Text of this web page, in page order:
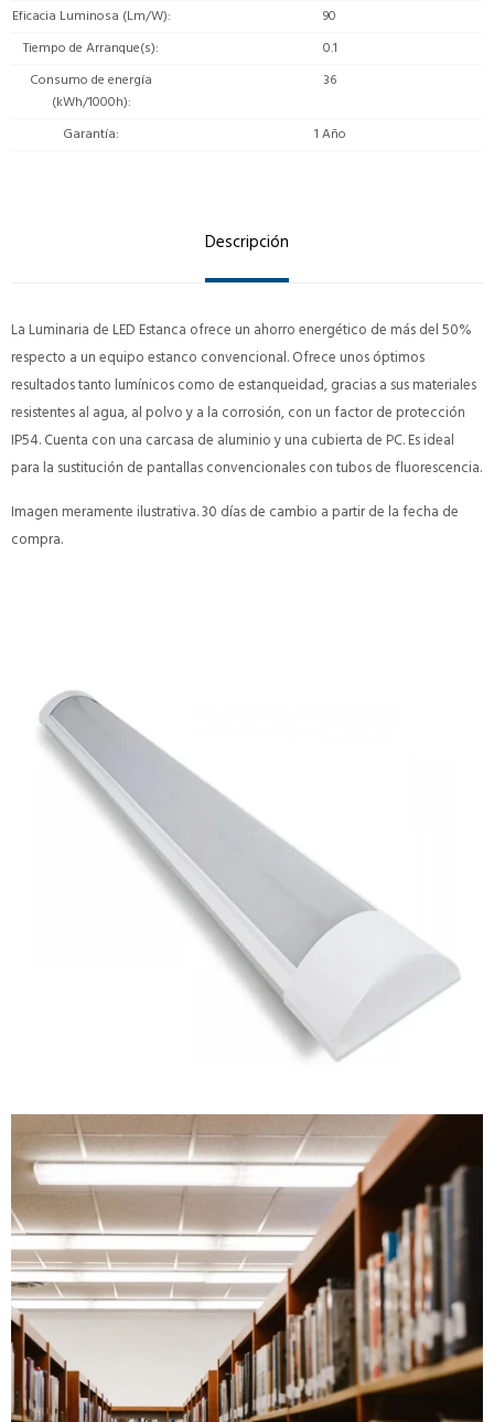
Eficacia Luminosa (Lm/W)
90
Tiempo de Arranque(s)
0.1
Consumo de energía
(kWh/1000h)
36
Garantía 1 Año
Descripción
La Luminaria de LED Estanca ofrece un ahorro energético de más del 50%
respecto a un equipo estanco convencional. Ofrece unos óptimos
resultados tanto lumínicos como de estanqueidad, gracias a sus materiales
resistentes al agua, al polvo y a la corrosión, con un factor de protección
IP54. Cuenta con una carcasa de aluminio y una cubierta de PC. Es ideal
para la sustitución de pantallas convencionales con tubos de fluorescencia.
Imagen meramente ilustrativa. 30 días de cambio a partir de la fecha de
compra.